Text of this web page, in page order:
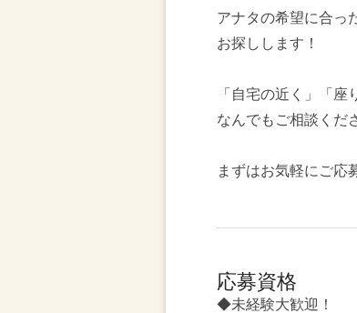
アナタの希望に合っ
お探しします！
「自宅の近く」「座
なんでもご相談くだ
まずはお気軽にご応
応募資格
◆未経験大歓迎！